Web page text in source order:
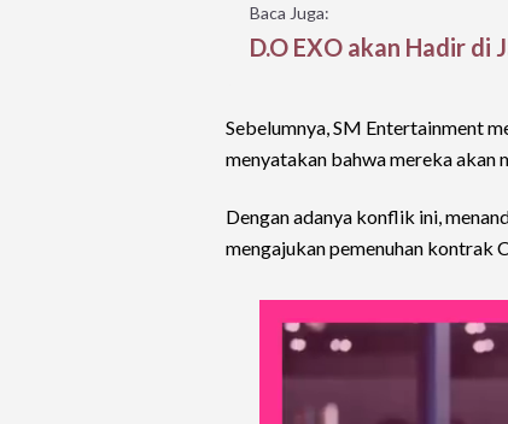
Baca Juga:
D.O EXO akan Hadir di
Sebelumnya, SM Entertainment
menyatakan bahwa mereka akan
Dengan adanya konflik ini,
mengajukan pemenuhan kontrak